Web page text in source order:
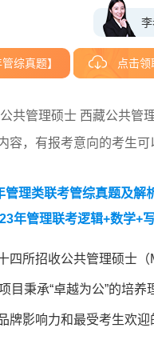
综真题】 点击领
共管理硕士 西藏公共管
容，有报考意向的考生可
管理类联考管综真题及解
年管理联考逻辑+数学+
四所招收公共管理硕士
目秉承“卓越为公”的培
牌影响力和最受考生欢